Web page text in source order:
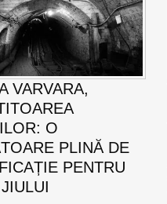
VARVARA,
O
PLINĂ DE
PENTRU